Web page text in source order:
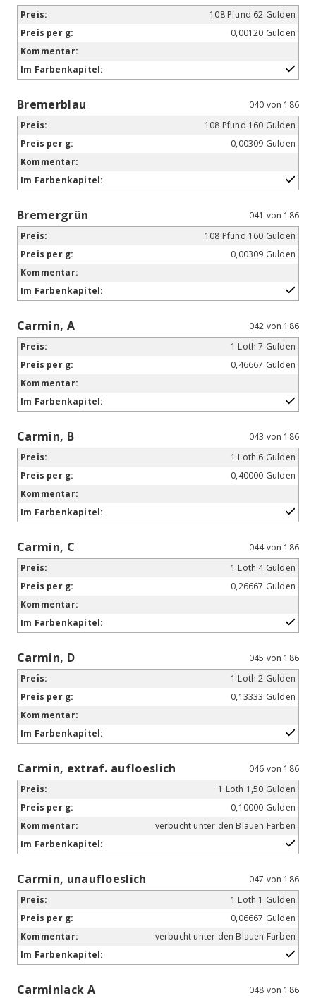
108 Pfund 62 Gulden
0,00120 Gulden
Bremerblau
040 von 186
108 Pfund 160 Gulden
0,00309 Gulden
Bremergrün
041 von 186
108 Pfund 160 Gulden
0,00309 Gulden
Carmin, A
042 von 186
1 Loth 7 Gulden
0,46667 Gulden
Carmin, B
043 von 186
1 Loth 6 Gulden
0,40000 Gulden
Carmin, C
044 von 186
1 Loth 4 Gulden
0,26667 Gulden
Carmin, D
045 von 186
1 Loth 2 Gulden
0,13333 Gulden
Carmin, extraf. aufloeslich
046 von 186
1 Loth 1,50 Gulden
0,10000 Gulden
verbucht unter den Blauen Farben
Carmin, unaufloeslich
047 von 186
1 Loth 1 Gulden
0,06667 Gulden
verbucht unter den Blauen Farben
Carminlack A
048 von 186